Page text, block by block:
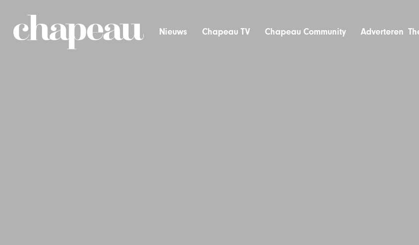
Nieuws Chapeau TV Chapeau Community Adverteren